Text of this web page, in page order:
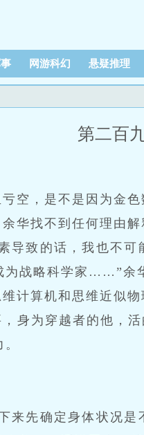
网游科幻 悬疑推理
第二百
空，是不是因为金
华找不到任何理由解
导致的话，我也不
为战略科学家……”余
计算机和思维近似
身为穿越者的他，
来先确定身体状况